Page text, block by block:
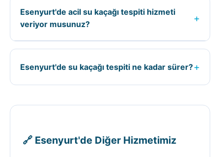
zorluğuna ve kullanılacak ekipmana göre
belirlenir. Kesin fiyat için ücretsiz keşif
yapıyoruz.
Esenyurt'de acil su kaçağı tespiti hizmeti
veriyor musunuz?
+
Evet, Esenyurt ilçesinde 7/24 acil su kaçağı
590 25 76 numaralı telefondan bize
Esenyurt'de su kaçağı tespiti ne kadar sürer?+
Esenyurt'de su kaçağı tespiti süresi; işin
🔗 Esenyurt'de Diğer Hizmetimiz